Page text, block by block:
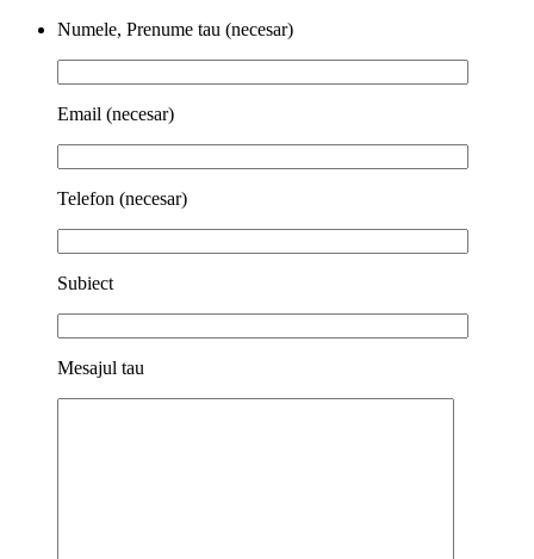
Numele, Prenume tau (necesar)
Email (necesar)
Telefon (necesar)
Subiect
Mesajul tau